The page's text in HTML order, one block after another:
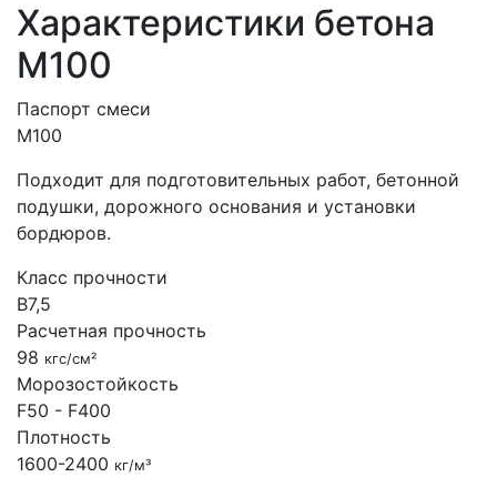
Характеристики бетона
М100
Паспорт смеси
М100
Подходит для подготовительных работ, бетонной
подушки, дорожного основания и установки
бордюров.
Класс прочности
B7,5
Расчетная прочность
98 кгс/см²
Морозостойкость
F50 - F400
Плотность
1600-2400 кг/м³